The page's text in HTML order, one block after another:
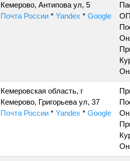
Кемерово, Антипова ул, 5
Почта России * Yandex * Google
Кемеровская область, г
Кемерово, Григорьева ул, 37
Почта России * Yandex * Google